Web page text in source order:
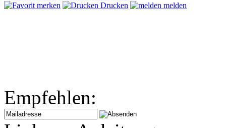
merken Drucken melden
Empfehlen: